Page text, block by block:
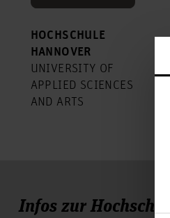
HOCHSCHULE
HANNOVER
UNIVERSITY OF
APPLIED SCIENCES
AND ARTS
Infos zur Hochschule